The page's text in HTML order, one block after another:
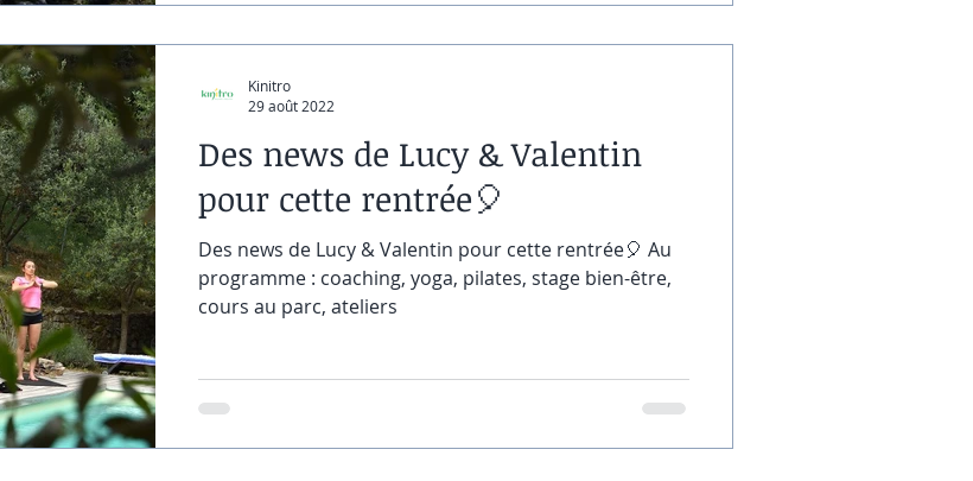
Des news de Lucy & Valentin
pour cette rentrée🎈
Des news de Lucy & Valentin pour cette rentrée🎈 Au
programme : coaching, yoga, pilates, stage bien-être,
cours au parc, ateliers
Kinitro
29 août 2022